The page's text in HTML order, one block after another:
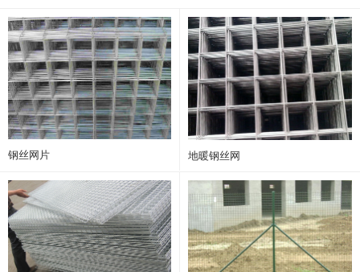
钢丝网片 地暖钢丝网